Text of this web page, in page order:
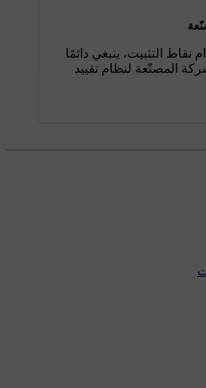
نقاط التثبيت، ينبغي دائمًا
المصنّعة لنظام تقييد